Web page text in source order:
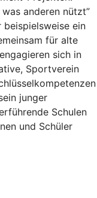
anderen nützt”
beispielsweise ein
für alte
sich in
Sportverein
junger
Schulen
und Schüler